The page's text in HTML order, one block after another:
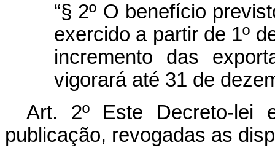
“§ 2º O benefício
exercido a partir de 1º
incremento das
vigorará até 31 de
Art. 2º Este Decreto-lei
publicação, revogadas as